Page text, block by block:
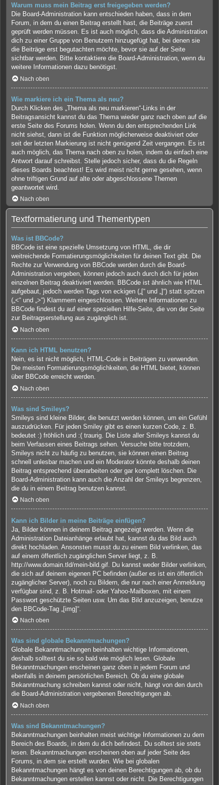
Warum muss mein Beitrag erst freigegeben werden?
Die Board-Administration kann entschieden haben, dass in dem
Forum, in dem du einen Beitrag erstellt hast, die Beiträge zuerst
geprüft werden müssen. Es ist auch möglich, dass die Administration
dich zu einer Gruppe von Benutzern hinzugefügt hat, bei denen sie
die Beiträge erst begutachten möchte, bevor sie auf der Seite
sichtbar werden. Bitte kontaktiere die Board-Administration, wenn du
weitere Informationen dazu benötigst.
Nach oben
Wie markiere ich ein Thema als neu?
Durch Klicken des „Thema als neu markieren“-Links in der
Beitragsansicht kannst du das Thema wieder ganz nach oben auf die
erste Seite des Forums holen. Wenn du den entsprechenden Link
nicht siehst, dann ist die Funktion möglicherweise deaktiviert oder
seit der letzten Markierung ist nicht genügend Zeit vergangen. Es ist
auch möglich, das Thema nach oben zu holen, indem du einfach eine
Antwort darauf schreibst. Stelle jedoch sicher, dass du die Regeln
dieses Boards beachtest! Es wird meist nicht gerne gesehen, wenn
ohne triftigen Grund auf alte oder abgeschlossene Themen
geantwortet wird.
Nach oben
Textformatierung und Thementypen
Was ist BBCode?
BBCode ist eine spezielle Umsetzung von HTML, die dir
weitreichende Formatierungsmöglichkeiten für deinen Text gibt. Die
Rechte zur Verwendung von BBCode werden durch die Board-
Administration vergeben, können jedoch auch durch dich für jeden
einzelnen Beitrag deaktiviert werden. BBCode ist ähnlich wie HTML
aufgebaut, jedoch werden Tags von eckigen („[“ und „]“) statt spitzen
(„<“ und „>“) Klammern eingeschlossen. Weitere Informationen zu
BBCode findest du auf einer speziellen Hilfe-Seite, die von der Seite
zur Beitragserstellung aus zugänglich ist.
Nach oben
Kann ich HTML benutzen?
Nein, es ist nicht möglich, HTML-Code in Beiträgen zu verwenden.
Die meisten Formatierungsmöglichkeiten, die HTML bietet, können
über BBCode erreicht werden.
Nach oben
Was sind Smileys?
Smileys sind kleine Bilder, die benutzt werden können, um ein Gefühl
auszudrücken. Für jeden Smiley gibt es einen kurzen Code, z. B.
bedeutet :) fröhlich und :( traurig. Die Liste aller Smileys kannst du
beim Verfassen eines Beitrags sehen. Versuche bitte trotzdem,
Smileys nicht zu häufig zu benutzen, sie können einen Beitrag
schnell unlesbar machen und ein Moderator könnte deshalb deinen
Beitrag entsprechend überarbeiten oder gar komplett löschen. Die
Board-Administration kann auch die Anzahl der Smileys begrenzen,
die du in einem Beitrag benutzen kannst.
Nach oben
Kann ich Bilder in meine Beiträge einfügen?
Ja, Bilder können in deinem Beitrag angezeigt werden. Wenn die
Administration Dateianhänge erlaubt hat, kannst du das Bild auch
direkt hochladen. Ansonsten musst du zu einem Bild verlinken, das
auf einem öffentlich zugänglichen Server liegt, z. B.
http://www.domain.tld/mein-bild.gif. Du kannst weder Bilder verlinken,
die sich auf deinem eigenen PC befinden (außer es ist ein öffentlich
zugänglicher Server), noch zu Bildern, die nur nach einer Anmeldung
verfügbar sind, z. B. Hotmail- oder Yahoo-Mailboxen, mit einem
Passwort geschützte Seiten usw. Um das Bild anzuzeigen, benutze
den BBCode-Tag „[img]“.
Nach oben
Was sind globale Bekanntmachungen?
Globale Bekanntmachungen beinhalten wichtige Informationen,
deshalb solltest du sie so bald wie möglich lesen. Globale
Bekanntmachungen erscheinen ganz oben in jedem Forum und
ebenfalls in deinem persönlichen Bereich. Ob du eine globale
Bekanntmachung schreiben kannst oder nicht, hängt von den durch
die Board-Administration vergebenen Berechtigungen ab.
Nach oben
Was sind Bekanntmachungen?
Bekanntmachungen beinhalten meist wichtige Informationen zu dem
Bereich des Boards, in dem du dich befindest. Du solltest sie stets
lesen. Bekanntmachungen erscheinen oben auf jeder Seite des
Forums, in dem sie erstellt wurden. Wie bei globalen
Bekanntmachungen hängt es von deinen Berechtigungen ab, ob du
Bekanntmachungen erstellen kannst oder nicht. Die Berechtigungen